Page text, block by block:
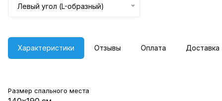
Левый угол (L-образный)
Характеристики Отзывы Оплата Доставка
Размер спального места